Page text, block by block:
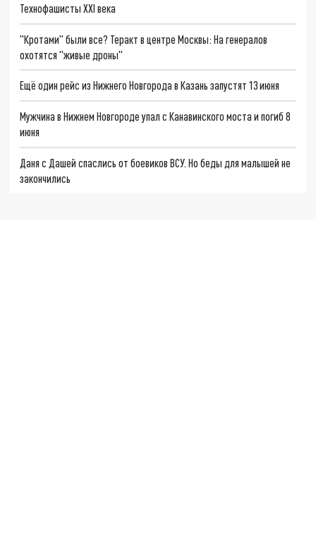
Технофашисты XXI века
"Кротами" были все? Теракт в центре Москвы: На генералов
охотятся "живые дроны"
Ещё один рейс из Нижнего Новгорода в Казань запустят 13 июня
Мужчина в Нижнем Новгороде упал с Канавинского моста и погиб 8
июня
Даня с Дашей спаслись от боевиков ВСУ. Но беды для малышей не
закончились